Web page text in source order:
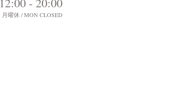
月曜休 / MON CLOSED